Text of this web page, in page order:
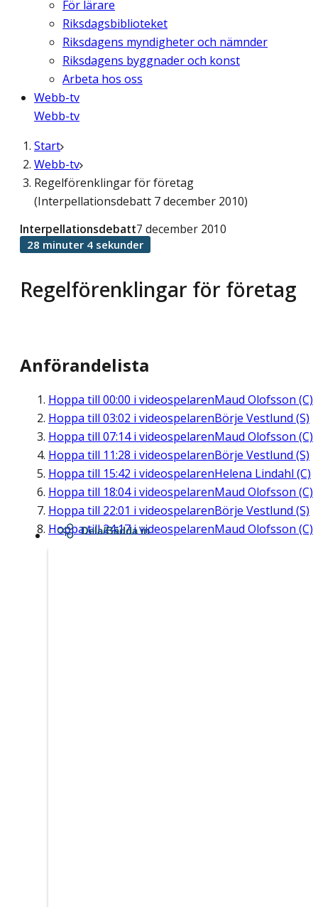
För lärare
Riksdagsbiblioteket
Riksdagens myndigheter och nämnder
Riksdagens byggnader och konst
Arbeta hos oss
Webb-tv
Webb-tv
Start
Webb-tv
Regelförenklingar för företag
(Interpellationsdebatt 7 december 2010)
Regelförenklingar för företag
Interpellationsdebatt7 december 2010
28 minuter 4 sekunder
Anförandelista
Hoppa till 00:00 i videospelarenMaud Olofsson (C)
Hoppa till 03:02 i videospelarenBörje Vestlund (S)
Hoppa till 07:14i videospelarenMaud Olofsson (C)
Hoppa till 11:28 i videospelarenBörje Vestlund (S)
Hoppa till 15:42 i videospelarenHelena Lindahl (C)
Hoppa till 18:04i videospelarenMaud Olofsson (C)
Hoppa till 22:01 i videospelarenBörje Vestlund (S)
Hoppa till24:17i videospelarenMaud Olofsson (C)
Dela/Bädda in